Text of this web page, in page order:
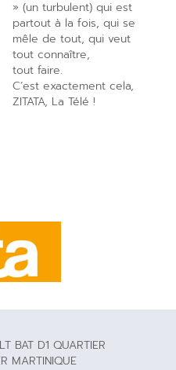
» (un turbulent) qui est
partout à la fois, qui se
mêle de tout, qui veut
tout connaître,
tout faire.
C’est exactement cela,
ZITATA, La Télé !
BAT D1 QUARTIER
MARTINIQUE